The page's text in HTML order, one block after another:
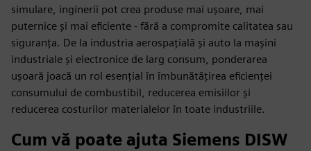
simulare, inginerii pot crea produse mai ușoare, mai
puternice și mai eficiente - fără a compromite calitatea sau
siguranța. De la industria aerospațială și auto la mașini
industriale și electronice de larg consum, ponderarea
ușoară joacă un rol esențial în îmbunătățirea eficienței
consumului de combustibil, reducerea emisiilor și
reducerea costurilor materialelor în toate industriile.
Cum vă poate ajuta Siemens DISW